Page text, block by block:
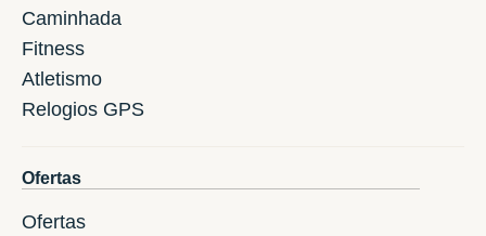
Caminhada
Fitness
Atletismo
Relogios GPS
Ofertas
Ofertas